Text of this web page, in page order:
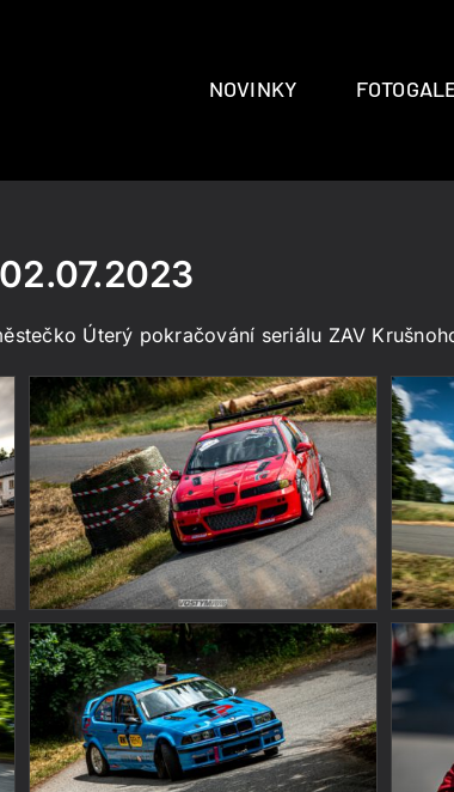
NOVINKY
Úterý pokračování seriálu ZAV